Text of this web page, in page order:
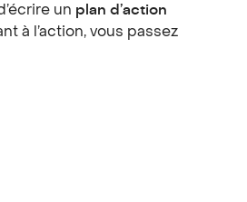
un plan d’action
à l’action, vous passez